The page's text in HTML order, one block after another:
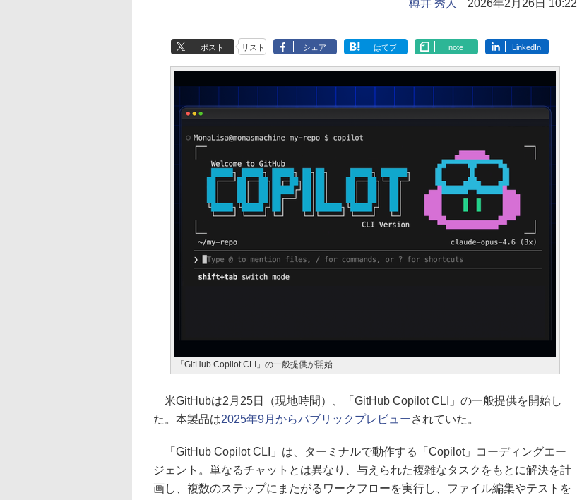
樽井 秀人 2026年2月26日 10:22
ポスト リスト シェア はてブ note LinkedIn
「GitHub Copilot CLI」の一般提供が開始
米GitHubは2月25日（現地時間）、「GitHub Copilot CLI」の一般提供を開始し
た。本製品は2025年9月からパブリックプレビューされていた。
「GitHub Copilot CLI」は、ターミナルで動作する「Copilot」コーディングエー
ジェント。単なるチャットとは異なり、与えられた複雑なタスクをもとに解決を計
画し、複数のステップにまたがるワークフローを実行し、ファイル編集やテストを